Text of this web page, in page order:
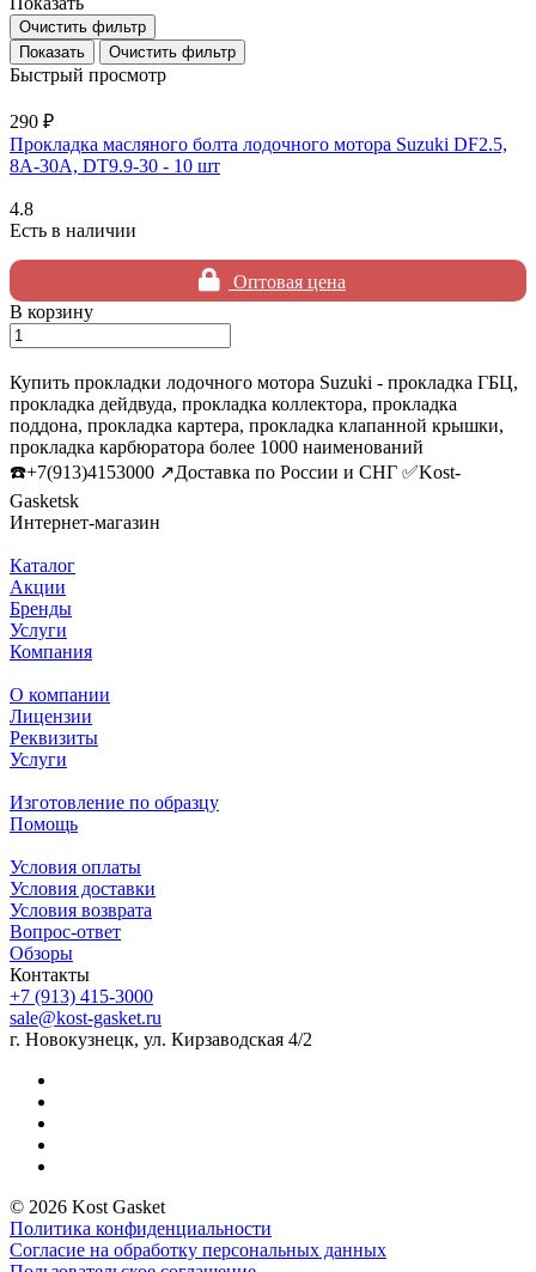
Очистить фильтр
Очистить фильтр
Быстрый просмотр
290 ₽
Прокладка масляного болта лодочного мотора Suzuki DF2.5,
8A-30A, DT9.9-30 - 10 шт
4.8
Есть в наличии
Оптовая цена
В корзину
Купить прокладки лодочного мотора Suzuki - прокладка ГБЦ,
прокладка дейдвуда, прокладка коллектора, прокладка
поддона, прокладка картера, прокладка клапанной крышки,
прокладка карбюратора более 1000 наименований
☎️+7(913)4153000 ↗️Доставка по России и СНГ ✅Kost-
Gasketsk
Интернет-магазин
Каталог
Акции
Бренды
Услуги
Компания
О компании
Лицензии
Реквизиты
Услуги
Изготовление по образцу
Помощь
Условия оплаты
Условия доставки
Условия возврата
Вопрос-ответ
Обзоры
Контакты
+7 (913) 415-3000
sale@kost-gasket.ru
г. Новокузнецк, ул. Кирзаводская 4/2
© 2026 Kost Gasket
Политика конфиденциальности
Согласие на обработку персональных данных